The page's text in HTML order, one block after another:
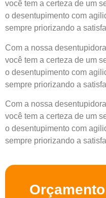
você tem a certeza de um
o desentupimento com
sempre priorizando a
Com a nossa
você tem a certeza de um
o desentupimento com
sempre priorizando a
Com a nossa
você tem a certeza de um
o desentupimento com
sempre priorizando a